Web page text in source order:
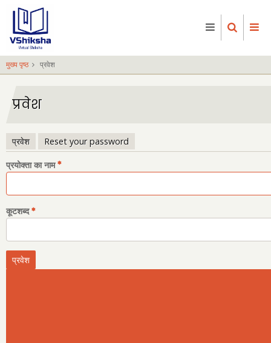
main
content
मुख्य पृष्ठ प्रवेश
प्रवेश
प्राथमिक
टैब्स
प्रवेश Reset your password
प्रयोक्ता का नाम
कूटशब्द